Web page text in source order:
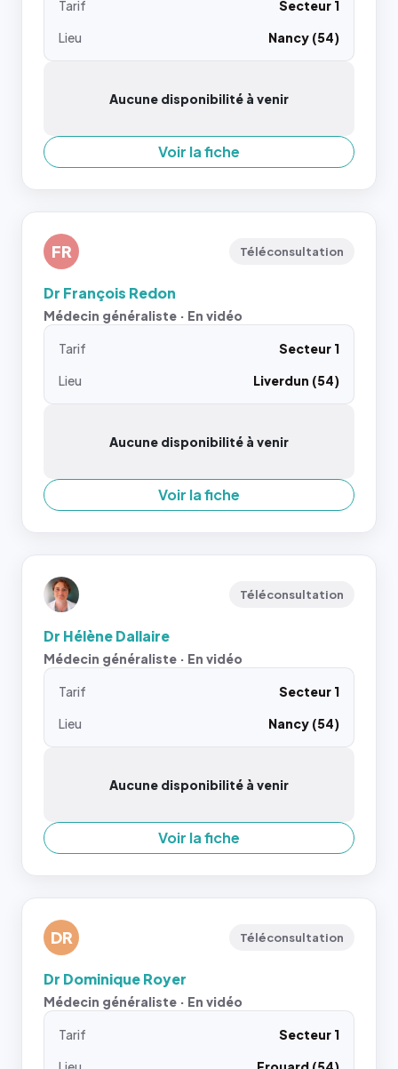
Tarif
Secteur 1
Lieu
Nancy (54)
Aucune disponibilité à venir
Voir la fiche
FR Téléconsultation
Dr François Redon
Médecin généraliste · En vidéo
Tarif
Secteur 1
Lieu
Liverdun (54)
Aucune disponibilité à venir
Voir la fiche
Téléconsultation
Dr Hélène Dallaire
Médecin généraliste · En vidéo
Tarif
Secteur 1
Lieu
Nancy (54)
Aucune disponibilité à venir
Voir la fiche
DR Téléconsultation
Dr Dominique Royer
Médecin généraliste · En vidéo
Tarif
Secteur 1